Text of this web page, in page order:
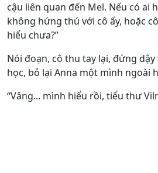
cậu liên quan đến Mel. Nếu có ai
không hứng thú với cô ấy, hoặc
hiểu chưa?”
Nói đoạn, cô thu tay lại, đứng
học, bỏ lại Anna một mình ngoài
“Vâng... mình hiểu rồi, tiểu thư